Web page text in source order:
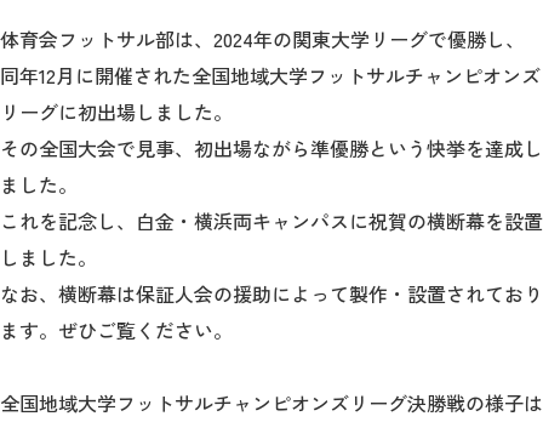
明治学院大学について
教育
研究
学生生活
留学・国際交流
キャリア
体育会フットサル部は、2024年の関東大学リーグで優勝し、
同年12月に開催された全国地域大学フットサルチャンピオンズ
リーグに初出場しました。
その全国大会で見事、初出場ながら準優勝という快挙を達成し
ました。
これを記念し、白金・横浜両キャンパスに祝賀の横断幕を設置
しました。
なお、横断幕は保証人会の援助によって製作・設置されており
ます。ぜひご覧ください。
全国地域大学フットサルチャンピオンズリーグ決勝戦の様子は